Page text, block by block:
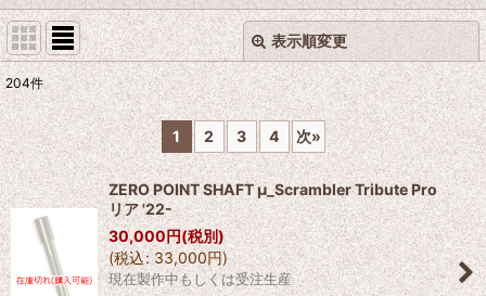
表示順変更
表示数:
並び順:
絞り込む
閉じる
204件
1 2 3 4 次»
ZERO POINT SHAFT μ_Scrambler Tribute Pro
リア '22-
30,000円(税別)
(税込: 33,000円)
現在製作中もしくは受注生産